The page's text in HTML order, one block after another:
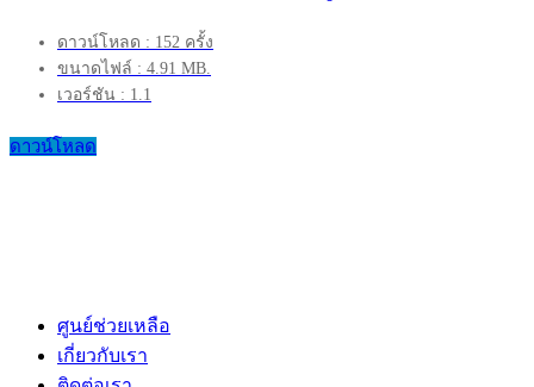
ดาวน์โหลด : 152 ครั้ง
ขนาดไฟล์ : 4.91 MB.
เวอร์ชัน : 1.1
ดาวน์โหลด
ศูนย์ช่วยเหลือ
เกี่ยวกับเรา